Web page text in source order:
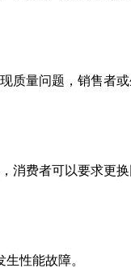
质量问题，销售者
消费者可以要求更换
性能故障。